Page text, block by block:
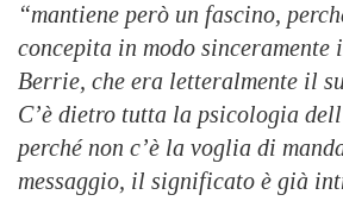
“mantiene però un fascino,
concepita in modo sinceramente
Berrie, che era letteralmente il
C’è dietro tutta la psicologia
perché non c’è la voglia di
messaggio, il significato è già